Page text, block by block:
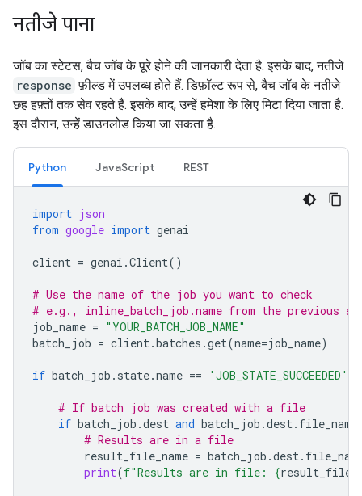
नतीजे पाना
जॉब का स्टेटस, बैच जॉब के पूरे होने की जानकारी देता है. इसके बाद, नतीजे
response फ़ील्ड में उपलब्ध होते हैं. डिफ़ॉल्ट रूप से, बैच जॉब के नतीजे
छह हफ़्तों तक सेव रहते हैं. इसके बाद, उन्हें हमेशा के लिए मिटा दिया जाता है.
इस दौरान, उन्हें डाउनलोड किया जा सकता है.
Python JavaScript REST
import json
from google import genai
client = genai .Client()
# Use the name of the job you want to check
# e.g., inline_batch_job.name from the previous
job_name = "YOUR_BATCH_JOB_NAME"
batch_job = client.batches .get(name=job_name)
if batch_job . state.name == 'JOB_STATE_SUCCEEDED'
# If batch job was created with a file
if batch_job .dest and batch_job .dest. file_name
# Results are in a file
result_file_name = batch_job .dest.
print(f"Results are in file: {